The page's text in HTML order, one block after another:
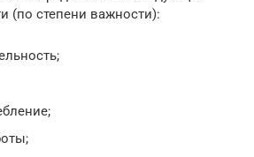
(по степени важности):